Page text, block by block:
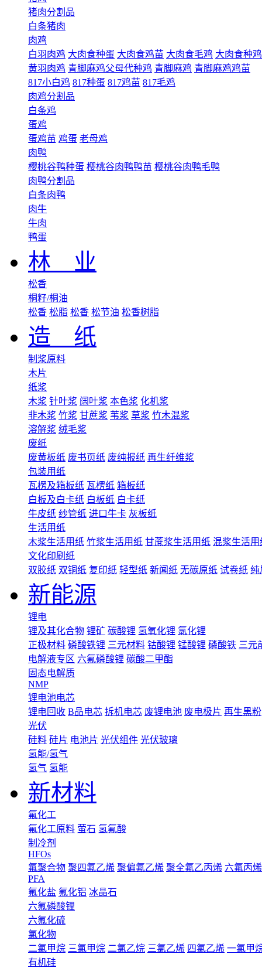
猪肉分割品
白条猪肉
肉鸡
白羽肉鸡 大肉食种蛋 大肉食鸡苗 大肉食毛鸡 大肉食种鸡
黄羽肉鸡 青脚麻鸡父母代种鸡 青脚麻鸡 青脚麻鸡鸡苗
817小白鸡 817种蛋 817鸡苗 817毛鸡
肉鸡分割品
白条鸡
蛋鸡
蛋鸡苗 鸡蛋 老母鸡
肉鸭
樱桃谷鸭种蛋 樱桃谷肉鸭鸭苗 樱桃谷肉鸭毛鸭
肉鸭分割品
白条肉鸭
肉牛
牛肉
鸭蛋
林 业
松香
桐籽/桐油
松香 松脂 松香 松节油 松香树脂
造 纸
制浆原料
木片
纸浆
木浆 针叶浆 阔叶浆 本色浆 化机浆
非木浆 竹浆 甘蔗浆 苇浆 草浆 竹木混浆
溶解浆 绒毛浆
废纸
废黄板纸 废书页纸 废纯报纸 再生纤维浆
包装用纸
瓦楞及箱板纸 瓦楞纸 箱板纸
白板及白卡纸 白板纸 白卡纸
牛皮纸 纱管纸 进口牛卡 灰板纸
生活用纸
木浆生活用纸 竹浆生活用纸 甘蔗浆生活用纸 混浆生活用
文化印刷纸
双胶纸 双铜纸 复印纸 轻型纸 新闻纸 无碳原纸 试卷纸 纯
新能源
锂电
锂及其化合物 锂矿 碳酸锂 氢氧化锂 氯化锂
正极材料 磷酸铁锂 三元材料 钴酸锂 锰酸锂 磷酸铁 三元
电解液专区 六氟磷酸锂 碳酸二甲酯
固态电解质
NMP
锂电池电芯
锂电回收 B品电芯 拆机电芯 废锂电池 废电极片 再生黑粉
光伏
硅料 硅片 电池片 光伏组件 光伏玻璃
氢能/氢气
氢气 氢能
新材料
氟化工
氟化工原料 萤石 氢氟酸
制冷剂
HFOs
氟聚合物 聚四氟乙烯 聚偏氟乙烯 聚全氟乙丙烯 六氟丙烯
PFA
氟化盐 氟化铝 冰晶石
六氟磷酸锂
六氟化硫
氯化物
二氯甲烷 三氯甲烷 二氯乙烷 三氯乙烯 四氯乙烯 一氯甲
有机硅